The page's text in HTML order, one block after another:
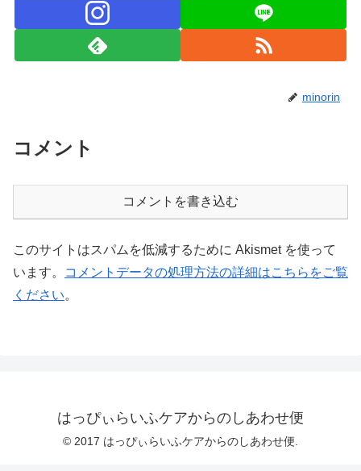
minorin
コメント
コメントを書き込む
このサイトはスパムを低減するために Akismet を使って
います。
コメントデータの処理方法の詳細はこちらをご覧
ください。
はっぴぃらいふケアからのしあわせ便
© 2017 はっぴぃらいふケアからのしあわせ便.